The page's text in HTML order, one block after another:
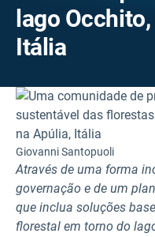
lago
Itália
Giovanni Santopuoli
Através de uma forma
governação e de um
que inclua soluções
florestal em torno do